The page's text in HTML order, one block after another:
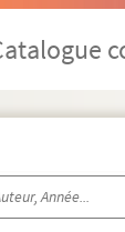
et l'opéra